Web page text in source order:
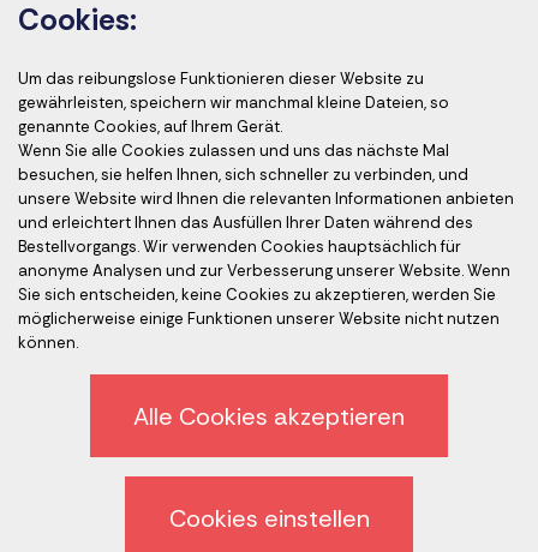
Akkreditierung der Kurse
Akkreditierte Prüfer
Datenschutz
Abmeldung vom Newsletter
Cookies:
Um das reibungslose Funktionieren dieser Website zu
gewährleisten, speichern wir manchmal kleine Dateien, so
genannte Cookies, auf Ihrem Gerät.
Wenn Sie alle Cookies zulassen und uns das nächste Mal
besuchen, sie helfen Ihnen, sich schneller zu verbinden, und
unsere Website wird Ihnen die relevanten Informationen anbieten
und erleichtert Ihnen das Ausfüllen Ihrer Daten während des
Bestellvorgangs. Wir verwenden Cookies hauptsächlich für
anonyme Analysen und zur Verbesserung unserer Website. Wenn
Sie sich entscheiden, keine Cookies zu akzeptieren, werden Sie
möglicherweise einige Funktionen unserer Website nicht nutzen
können.
Alle Cookies akzeptieren
Cookies einstellen